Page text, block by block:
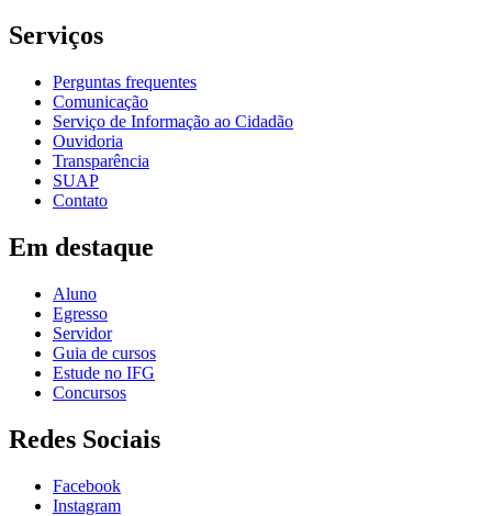
Serviços
Perguntas frequentes
Comunicação
Serviço de Informação ao Cidadão
Ouvidoria
Transparência
SUAP
Contato
Em destaque
Aluno
Egresso
Servidor
Guia de cursos
Estude no IFG
Concursos
Redes Sociais
Facebook
Instagram